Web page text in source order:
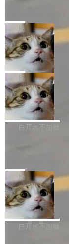
Harness 负责把能
具、读写文件、管
环。崔添翼招人的标
理解、推理、生成
量大小，将能力推
更复杂的视觉控制
1，U1.5-Lite-
提升： 原生支持4K
理、细节与真实世
生成与复杂版式组
nap。这次是
硬件认证状态的命
Alan Griffiths 在邮
tl 是一个 Ubuntu
是 Ubuntu 专有的
所以 deb 版本的受
untu 用户在用，那
的。 从 deb 到
hwlib 硬件 API 库
局
Dario Amodei 担
只为金钱，不为使
顶级 AI 研究员在
隔了几天。 Lilian
离开 Thinking
创始人的角色「太
ation 就曝出她将重
改进方向的研究。
一在人才争夺战中
连失两员大将：
局
FFmpeg 9.0 发布
FFmpeg 9.0 现已
新日志列出的 9.0
er HE-AAC 960 解
filter 添加 AMF
_amf) filter SMPTE
通 ProRes RAW
V ...
白开水不加糖
Code 在 X 上发帖
tokens on August
on OpenCode Go.
DeepSeek一天消
注意这是
局
NetBSD 11.0 正式
NetBSD 11.0 现已
作系统的第十八个
白开水不加糖